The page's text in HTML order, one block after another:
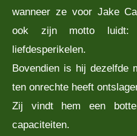
wanneer ze voor Jake
ook zijn motto luidt:
liefdesperikelen.
Bovendien is hij dezelfde
ten onrechte heeft
Zij vindt hem een
capaciteiten.